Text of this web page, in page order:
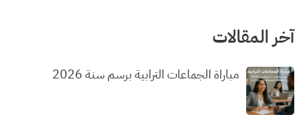
آخر المقالات
مباراة الجماعات الترابية برسم سنة 2026